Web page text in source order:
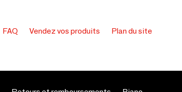
FAQ Vendez vos produits Plan du site